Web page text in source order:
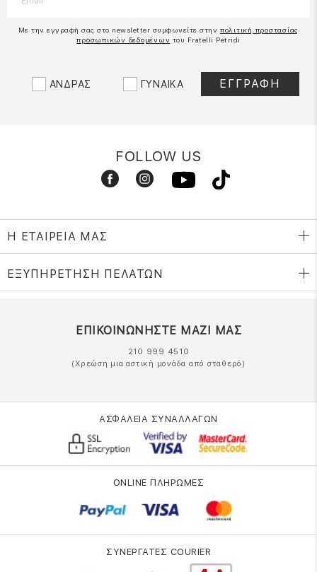
Με την εγγραφή σας στο newsletter συμφωνείτε στην πολιτική προστασίας
προσωπικών δεδομένων του Fratelli Petridi
ΑΝΔΡΑΣ ΓΥΝΑΙΚΑ
FOLLOW US
Η ΕΤΑΙΡΕΙΑ ΜΑΣ
ΕΞΥΠΗΡΕΤΗΣΗ ΠΕΛΑΤΩΝ
ΕΠΙΚΟΙΝΩΝΗΣΤΕ ΜΑΖΙ ΜΑΣ
210 999 4510
(Χρεώση μια αστική μονάδα από σταθερό)
ΑΣΦΑΛΕΙΑ ΣΥΝΑΛΛΑΓΩΝ
ONLINE ΠΛΗΡΩΜΕΣ
ΣΥΝΕΡΓΑΤΕΣ COURIER